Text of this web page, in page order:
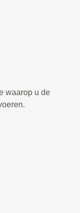
waarop u de